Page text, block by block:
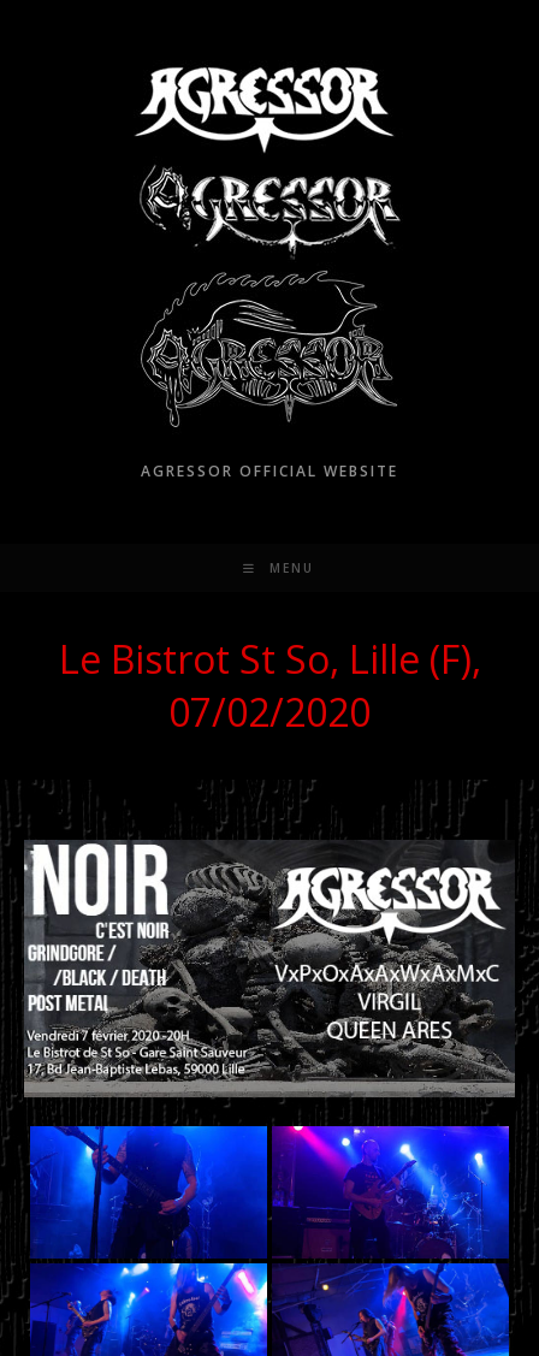
AGRESSOR OFFICIAL WEBSITE
MENU
Le Bistrot St So, Lille (F),
07/02/2020